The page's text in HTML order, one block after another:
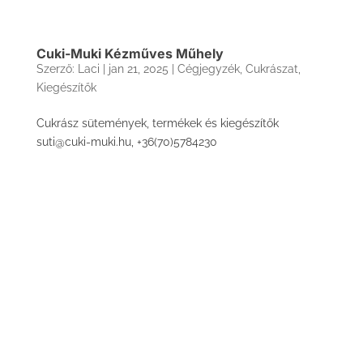
Cuki-Muki Kézműves Műhely
Szerző: Laci jan 21, 2025 Cégjegyzék, Cukrászat
Kiegészítők
Cukrász sütemények, termékek és kiegészítők
suti@cuki-muki.hu, +36(70)5784230